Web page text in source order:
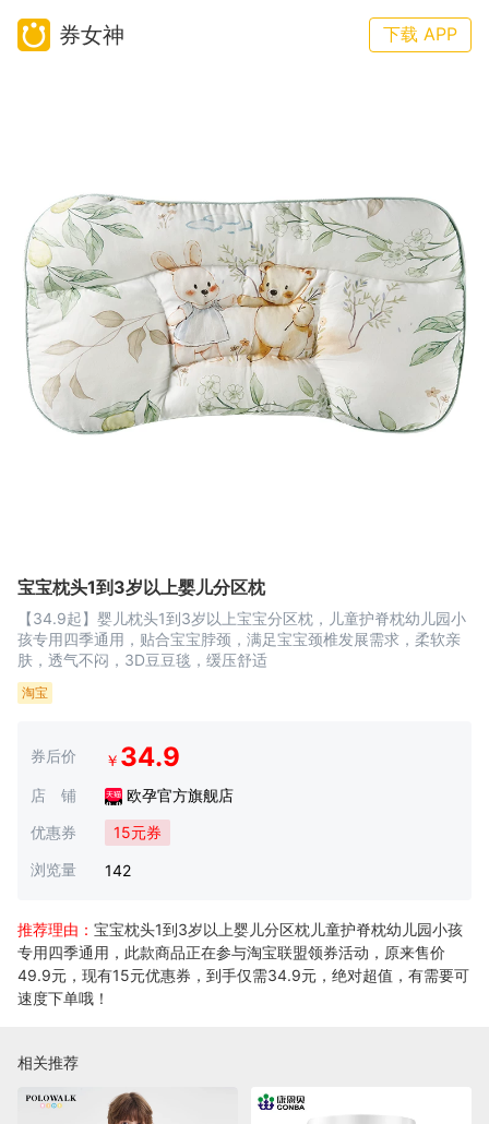
券女神 下载 APP
宝宝枕头1到3岁以上婴儿分区枕
【34.9起】婴儿枕头1到3岁以上宝宝分区枕，儿童护脊枕幼儿园小
孩专用四季通用，贴合宝宝脖颈，满足宝宝颈椎发展需求，柔软亲
肤，透气不闷，3D豆豆毯，缓压舒适
淘宝
券后价 ￥ 34.9
店 铺
欧孕官方旗舰店
优惠券
15元券
浏览量
142
推荐理由： 宝宝枕头1到3岁以上婴儿分区枕儿童护脊枕幼儿园小孩
专用四季通用，此款商品正在参与淘宝联盟领券活动，原来售价
49.9元，现有15元优惠券，到手仅需34.9元，绝对超值，有需要可
速度下单哦！
相关推荐